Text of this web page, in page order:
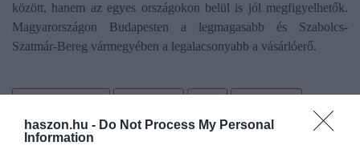
haszon.hu - Do Not Process My Personal
Information
között, hanem az egyes országokon belül is jól megfigyelhetők.
Magyarországon Budapesten a legmagasabb és Szabolcs-
Szatmár-Bereg vármegyében a legalacsonyabb a vásárlóerő.
ranglista